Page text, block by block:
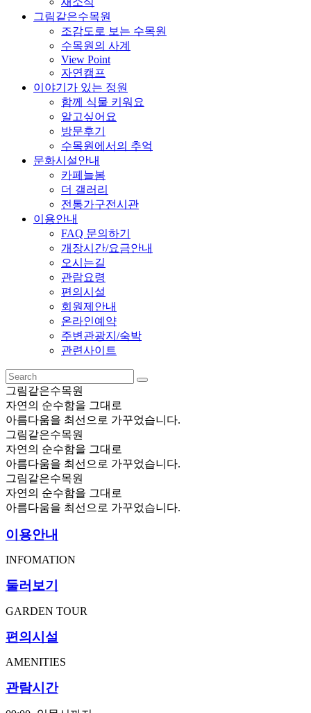
그림같은수목원
조감도로 보는 수목원
수목원의 사계
View Point
자연캠프
이야기가 있는 정원
함께 식물 키워요
알고싶어요
방문후기
수목원에서의 추억
문화시설안내
카페늘봄
더 갤러리
전통가구전시관
이용안내
FAQ 문의하기
개장시간/요금안내
오시는길
관람요령
편의시설
회원제안내
온라인예약
주변관광지/숙박
관련사이트
그림같은수목원
자연의 순수함을 그대로
아름다움을 최선으로 가꾸었습니다.
그림같은수목원
자연의 순수함을 그대로
아름다움을 최선으로 가꾸었습니다.
그림같은수목원
자연의 순수함을 그대로
아름다움을 최선으로 가꾸었습니다.
이용안내
INFOMATION
둘러보기
GARDEN TOUR
편의시설
AMENITIES
관람시간